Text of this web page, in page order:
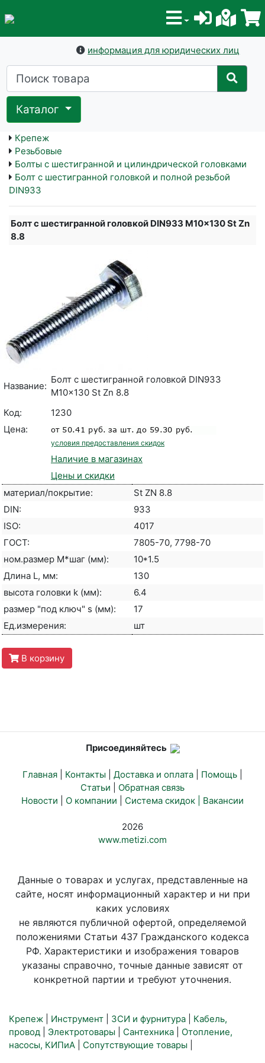
информация для юридических лиц
Каталог
Крепеж
Резьбовые
Болты с шестигранной и цилиндрической головками
Болт с шестигранной головкой и полной резьбой
DIN933
Болт с шестигранной головкой DIN933 M10x130 St Zn
8.8
Название:
Болт с шестигранной головкой DIN933
M10x130 St Zn 8.8
Код:
1230
Цена:
условия предоставления скидок
Наличие в магазинах
Цены и скидки
материал/покрытие:
St ZN 8.8
DIN:
933
ISO:
4017
ГОСТ:
7805-70, 7798-70
ном.размер М*шаг (мм):
10*1.5
Длина L, мм:
130
высота головки k (мм):
6.4
размер "под ключ" s (мм):
17
Ед.измерения:
шт
В корзину
Присоединяйтесь
Главная Контакты Доставка и оплата Помощь
Статьи
Обратная связь
Новости
О компании Система скидок | Вакансии
2026
www.metizi.com
Данные о товарах и услугах, представленные на
сайте, носят информационный характер и ни при
каких условиях
не являются публичной офертой, определяемой
положениями Статьи 437 Гражданского кодекса
РФ. Характеристики и изображения товаров
указаны справочно, точные данные зависят от
конкретной партии и требуют уточнения.
Крепеж Инструмент ЗСИ и фурнитура
Кабель,
провод
Электротовары Сантехника
Отопление,
насосы, КИПиА
Сопутствующие товары